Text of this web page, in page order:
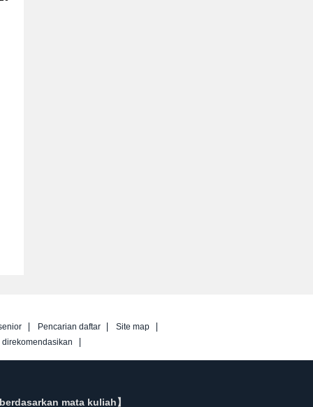
Pencarian daftar
Site map
mata kuliah】